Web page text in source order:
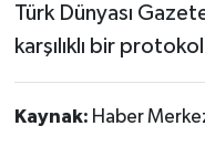
Türk Dünyası
karşılıklı bir
Kaynak: Haber